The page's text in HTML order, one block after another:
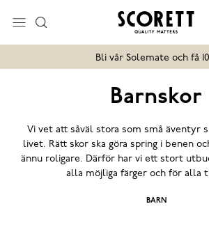
Bli vår Solemate och få
Barnskor
Vi vet att såväl stora som små äventyr
livet. Rätt skor ska göra spring i benen
ännu roligare. Därför har vi ett stort
alla möjliga färger och för alla
BARN